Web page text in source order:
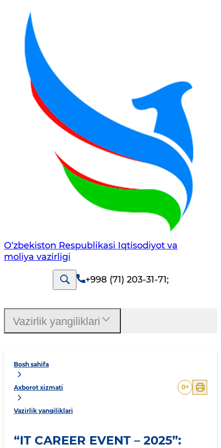
O‘zbekiston Respublikasi Iqtisodiyot va
moliya vazirligi
+998 (71) 203-31-71;
Bosh sahifa
Axborot xizmati
Vazirlik yangiliklari
0+
“IT CAREER EVENT – 2025”:
Vazirlik yangiliklari